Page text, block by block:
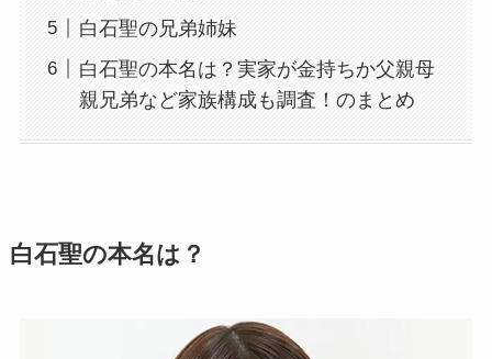
白石聖の兄弟姉妹
白石聖の本名は？実家が金持ちか父親母
親兄弟など家族構成も調査！のまとめ
白石聖の本名は？